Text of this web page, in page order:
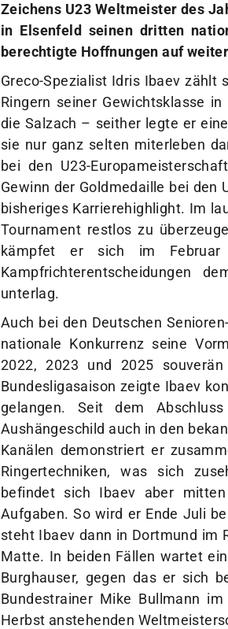
Zeichens U23 Weltmeister des
in Elsenfeld seinen dritten
berechtigte Hoffnungen auf
Greco-Spezialist Idris Ibaev
Ringern seiner Gewichtsklasse
die Salzach – seither legte er
sie nur ganz selten miterleben
bei den U23-
Gewinn der Goldmedaille bei
bisheriges Karrierehighlight. Im
Tournament restlos zu
kämpfet er sich im
Kampfrichterentscheidungen
unterlag.
Auch bei den Deutschen
nationale Konkurrenz seine
2022, 2023 und 2025
Bundesligasaison zeigte Ibaev
gelangen. Seit dem
Aushängeschild auch in den
Kanälen demonstriert er
Ringertechniken, was sich
befindet sich Ibaev aber
Aufgaben. So wird er Ende Juli
steht Ibaev dann in Dortmund im
Matte. In beiden Fällen wartet
Burghauser, gegen das er sich
Bundestrainer Mike Bullmann
Herbst anstehenden